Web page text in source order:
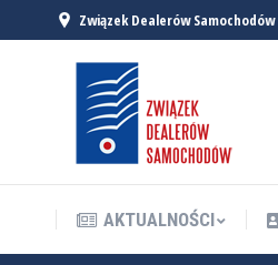
Związek Dealerów
AKTUALNOŚCI
AKTUALNOŚCI